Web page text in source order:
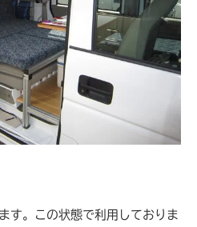
す。この状態で利用しておりま